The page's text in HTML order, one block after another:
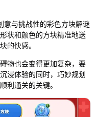
意与挑战性的彩色方块解谜
状和颜色的方块精准地送
的快感。
物也会变得更加复杂，要
浸体验的同时，巧妙规划
利通关的关键。